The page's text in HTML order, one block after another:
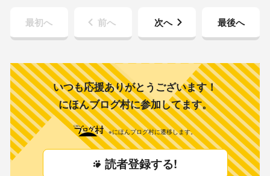
パとママが遊びに来ました♡ま、暑
いのでブルたちはお留守番の弾丸な
のですがね。蛸神さんで、タコパ♡
ンマにたこ焼きだけ食べてお留守番
してる、こてっつぁんとここねちゃ
んの待つ...
最初へ 前へ 次へ 最後へ
いつも応援ありがとうございます！
にほんブログ村に参加してます。
※にほんブログ村に遷移します。
読者登録する!